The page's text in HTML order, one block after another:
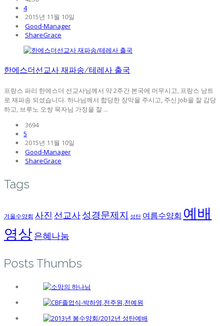
4
2015년 11월 10일
Good-Manager
ShareGrace
한에스더선교사 재파송/테레사 출국
프랑스 파리 한에스더 선교사님께서 약 2주간 본국에 머무시고, 프랑스 낭트
로 재파송 되셨습니다. 하나님께서 합당한 장막을 주시고, 주신 Job을 잘 감당
하고, 브루노 오쌍 목자님 가정을 잘 ...
3694
5
2015년 11월 10일
Good-Manager
ShareGrace
Tags
겨울수양회 사진 선교사성경문제지 성탄 여름수양회 예배
영상은혜나눔
Posts Thumbs